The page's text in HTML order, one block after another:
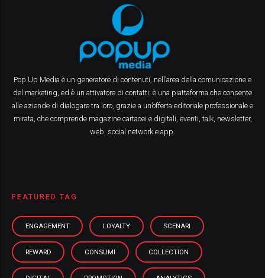
Pop Up Media è un generatore di contenuti, nell’area della comunicazione e
del marketing, ed è un attivatore di contatti: è una piattaforma che consente
alle aziende di dialogare tra loro, grazie a un’offerta editoriale professionale e
mirata, che comprende magazine cartacei e digitali, eventi, talk, newsletter,
web, social network e app.
FEATURED TAG
ENGAGEMENT LOYALTY SCENARI
REWARD CONSUMI COLLECTION